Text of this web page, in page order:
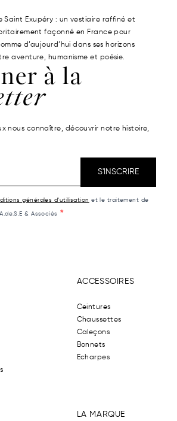
Saint Exupéry : un vestiaire raffiné et
façonné en France pour
d’aujourd’hui dans ses horizons
aventure, humanisme et poésie.
à la
nous connaître, découvrir notre histoire,
S'INSCRIRE
générales d’utilisation et le traitement de
& Associés
ACCESSOIRES
Ceintures
Chaussettes
Caleçons
Bonnets
Echarpes
LA MARQUE